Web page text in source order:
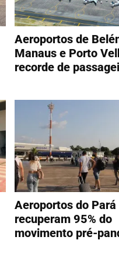
Aeroportos de
Manaus e Porto
recorde de
Aeroportos do Pará
recuperam 95% do
movimento pré-